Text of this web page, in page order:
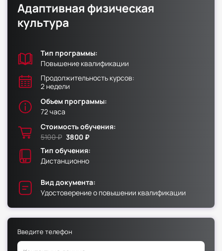
Способы оплаты
Поступающим
Контакты
Факультет физической культуры и спорта
Юридический факультет
Факультет менеджмента и экономики
Факультет педагогики
Факультет психологии
Факультет рекламы и связей с общественностью
Факультет социальной работы
Адаптивная физическая
культура
Тип программы:
Повышение квалификации
Продолжительность курсов:
2 недели
Объем программы:
72 часа
Стоимость обучения:
5100 ₽ 3800 ₽
Тип обучения:
Дистанционно
Вид документа:
Удостоверение о повышении квалификации
Введите телефон